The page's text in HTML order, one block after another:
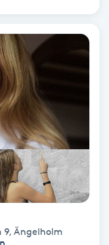
9, Ängelholm